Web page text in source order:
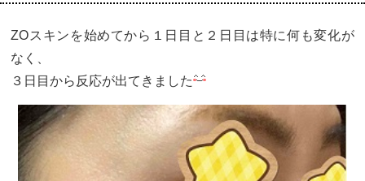
ZOスキンを始めてから１日目と２日目は特に何も変化が
なく、
３日目から反応が出てきました